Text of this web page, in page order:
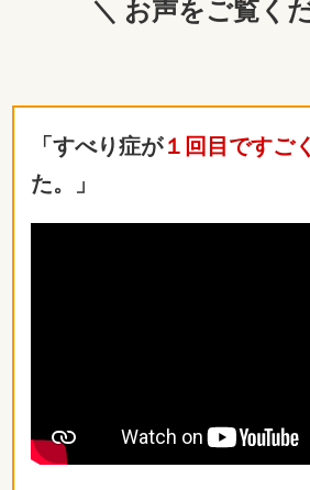
＼ お声をご覧く
「すべり症が１回目ですご
た。」